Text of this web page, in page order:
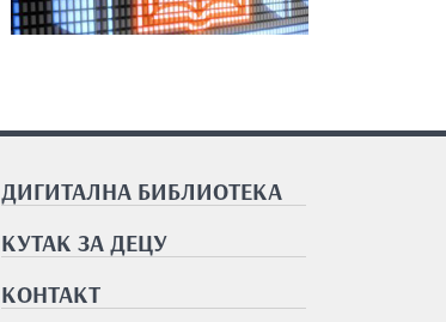
ДИГИТАЛНА БИБЛИОТЕКА
КУТАК ЗА ДЕЦУ
КОНТАКТ